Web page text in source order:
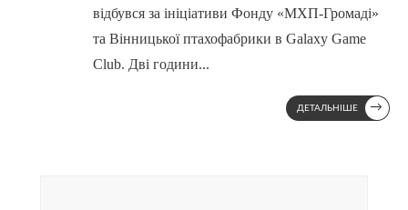
відбувся за ініціативи Фонду «МХП-Громаді»
та Вінницької птахофабрики в Galaxy Game
Club. Дві години...
ДЕТАЛЬНІШЕ →